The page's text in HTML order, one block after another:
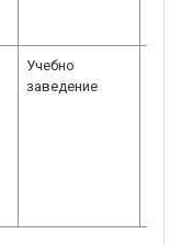
Учебно
заведение